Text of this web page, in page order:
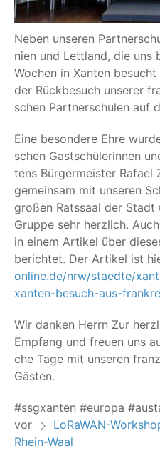
Neben unse­ren
ni­en und Lett­land, die uns
Wochen in Xan­ten
der Rück­be­such unse­rer
schen Part­ner­schu­len auf
Eine beson­de­re Ehre
schen Gast­schü­le­rin­nen
tens Bür­ger­meis­ter Rafa­el
gemein­sam mit unse­ren
gro­ßen Rats­saal der
Grup­pe sehr herz­lich.
in einem Arti­kel über
berich­tet. Der Arti­kel ist
online.de/nrw/staedte/
xanten-besuch-aus-
Wir dan­ken Herrn Zur
Emp­fang und freu­en uns
che Tage mit unse­ren
Gästen.
#ssgx­an­ten #euro­pa
vor
LoRaWAN-
Rhein-Waal